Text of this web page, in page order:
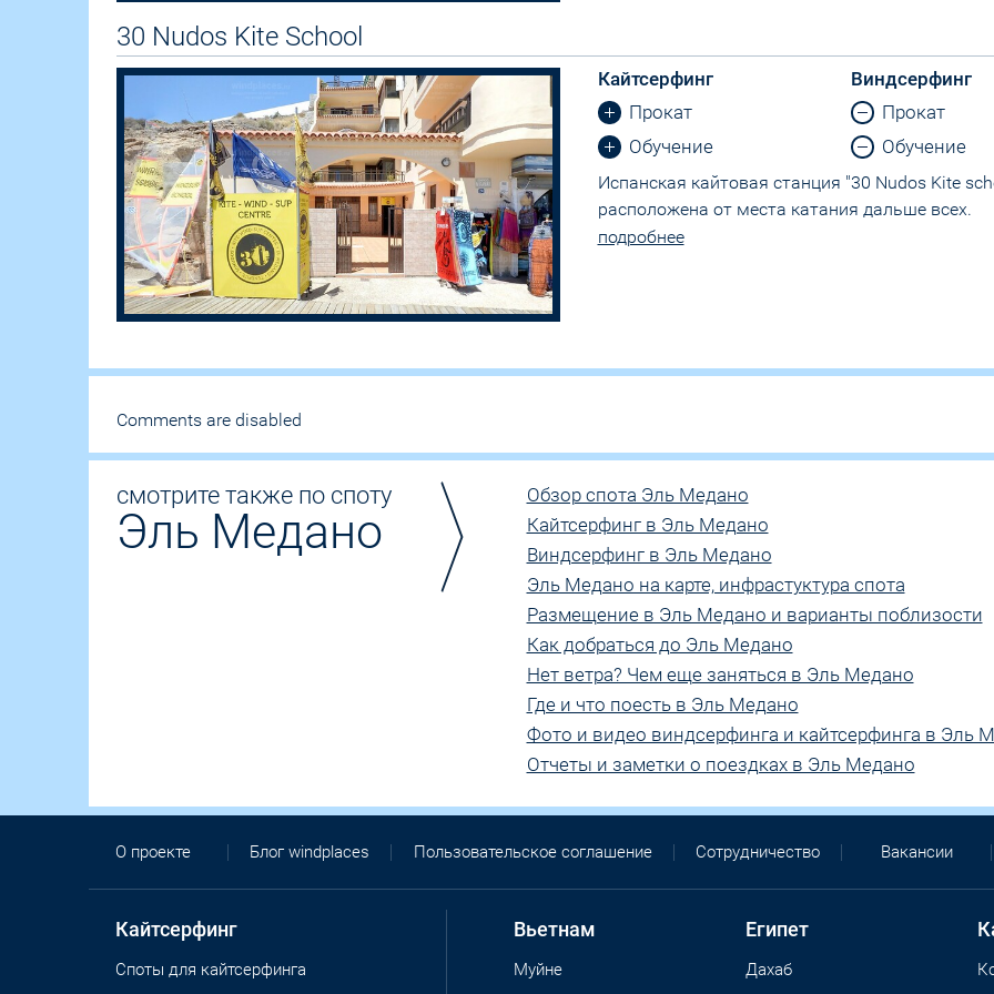
30 Nudos Kite School
Кайтсерфинг
Прокат
Обучение
Виндсерфинг
Прокат
Обучение
Испанская кайтовая станция "30 Nudos Kite
расположена от места катания дальше всех.
подробнее
Comments are disabled
смотрите также по споту
Эль Медано
Обзор спота Эль Медано
Кайтсерфинг в Эль Медано
Виндсерфинг в Эль Медано
Эль Медано на карте, инфрастуктура спота
Размещение в Эль Медано и варианты поблизости
Как добраться до Эль Медано
Нет ветра? Чем еще заняться в Эль Медано
Где и что поесть в Эль Медано
Фото и видео виндсерфинга и кайтсерфинга в Эль
Отчеты и заметки о поездках в Эль Медано
О проекте Блог windplaces Пользовательское соглашение Сотрудничество Вакансии
Кайтсерфинг
Споты для кайтсерфинга
Вьетнам
Муйне
Египет
Дахаб